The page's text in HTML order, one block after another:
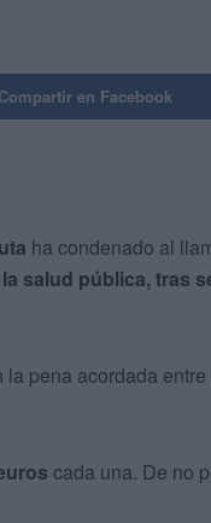
Compartir en Facebook
ha condenado al
salud pública, tras
la pena acordada
cada una. De no